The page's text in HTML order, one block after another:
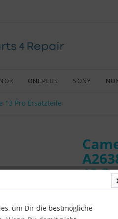
ONEPLUS SONY
13 Pro Ersatzteile
13
blue
Art:
um Dir die bestmögliche